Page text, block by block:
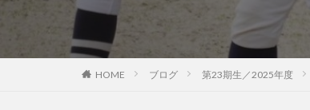
HOME ブログ 第23期生／2025年度